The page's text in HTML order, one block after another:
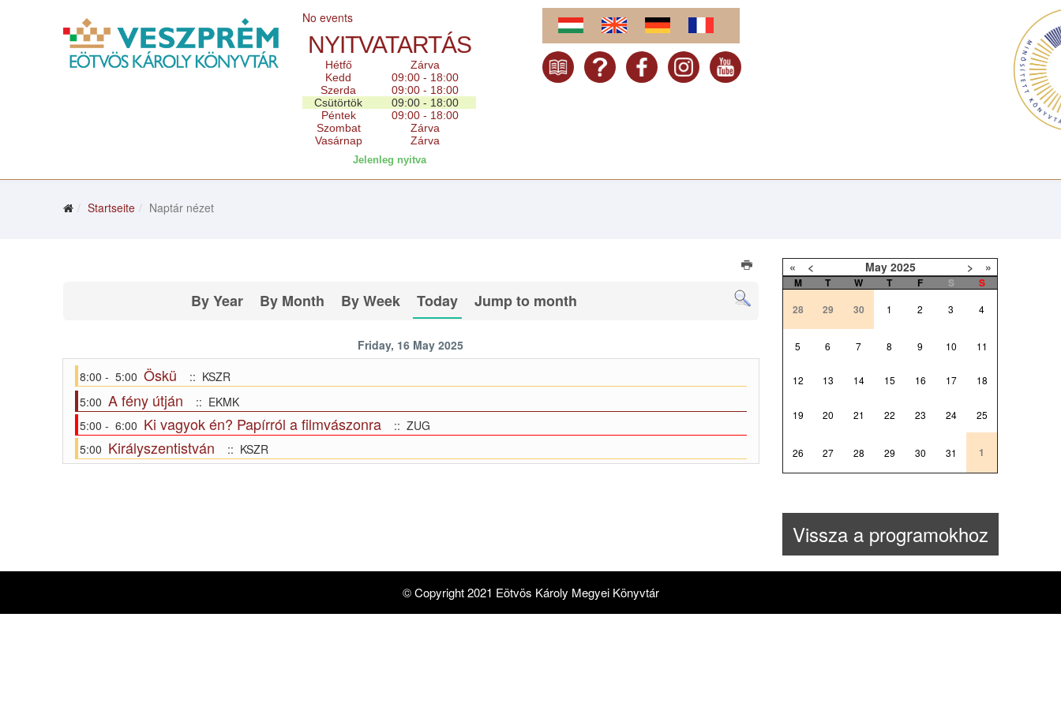
No events
NYITVATARTÁS
Hétfő
Zárva
Kedd
09:00 - 18:00
Szerda
09:00 - 18:00
Csütörtök
09:00 - 18:00
Péntek
09:00 - 18:00
Szombat
Zárva
Vasárnap
Zárva
Jelenleg nyitva
Startseite Naptár nézet
By Year By Month By Week Today Jump to month
Friday, 16 May 2025
8:00 - 5:00 Öskü
:: KSZR
5:00 A fény útján
:: EKMK
5:00 - 6:00 Ki vagyok én? Papírról a filmvászonra
:: ZUG
5:00 Királyszentistván :: KSZR
« < May 2025 > »
M T W T F S
S
28
29 30 1 2 3 4
5 6 7 8 9 10 11
12 13 14 15 16 17 18
19 20 21 22 23 24 25
26 27 28 29 30 31 1
Vissza a programokhoz
© Copyright 2021 Eötvös Károly Megyei Könyvtár